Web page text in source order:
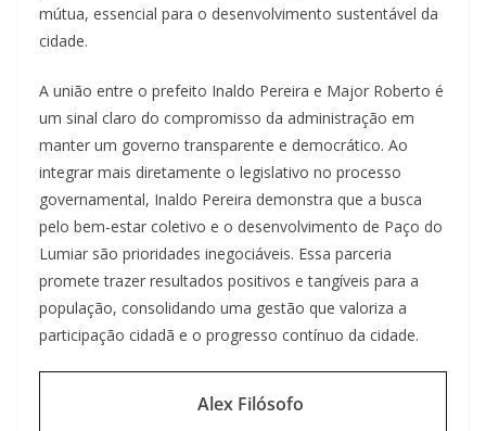
mútua, essencial para o desenvolvimento sustentável da
cidade.
A união entre o prefeito Inaldo Pereira e Major Roberto é
um sinal claro do compromisso da administração em
manter um governo transparente e democrático. Ao
integrar mais diretamente o legislativo no processo
governamental, Inaldo Pereira demonstra que a busca
pelo bem-estar coletivo e o desenvolvimento de Paço do
Lumiar são prioridades inegociáveis. Essa parceria
promete trazer resultados positivos e tangíveis para a
população, consolidando uma gestão que valoriza a
participação cidadã e o progresso contínuo da cidade.
Alex Filósofo